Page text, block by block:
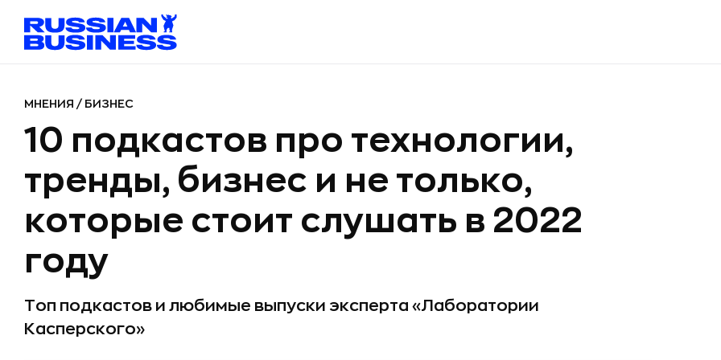
МНЕНИЯ / БИЗНЕС
10 подкастов про технологии,
тренды, бизнес и не только,
которые стоит слушать в 2022
году
Топ подкастов и любимые выпуски эксперта «Лаборатории
Касперского»